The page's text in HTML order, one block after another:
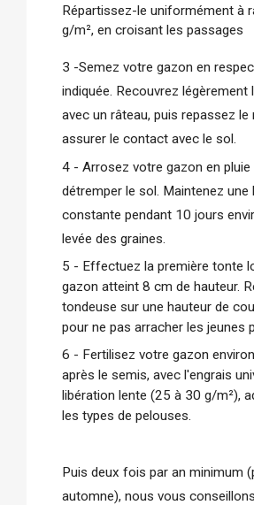
Répartissez-le uniformément à
g/m², en croisant les passages
3 -Semez votre gazon en
indiquée. Recouvrez légèrement
avec un râteau, puis repassez le
assurer le contact avec le sol.
4 - Arrosez votre gazon en pluie
détremper le sol. Maintenez une
constante pendant 10 jours
levée des graines.
5 - Effectuez la première tonte
gazon atteint 8 cm de hauteur.
tondeuse sur une hauteur de
pour ne pas arracher les jeunes
6 - Fertilisez votre gazon
après le semis, avec l'engrais
libération lente (25 à 30 g/m²),
les types de pelouses.
Puis deux fois par an minimum
automne), nous vous